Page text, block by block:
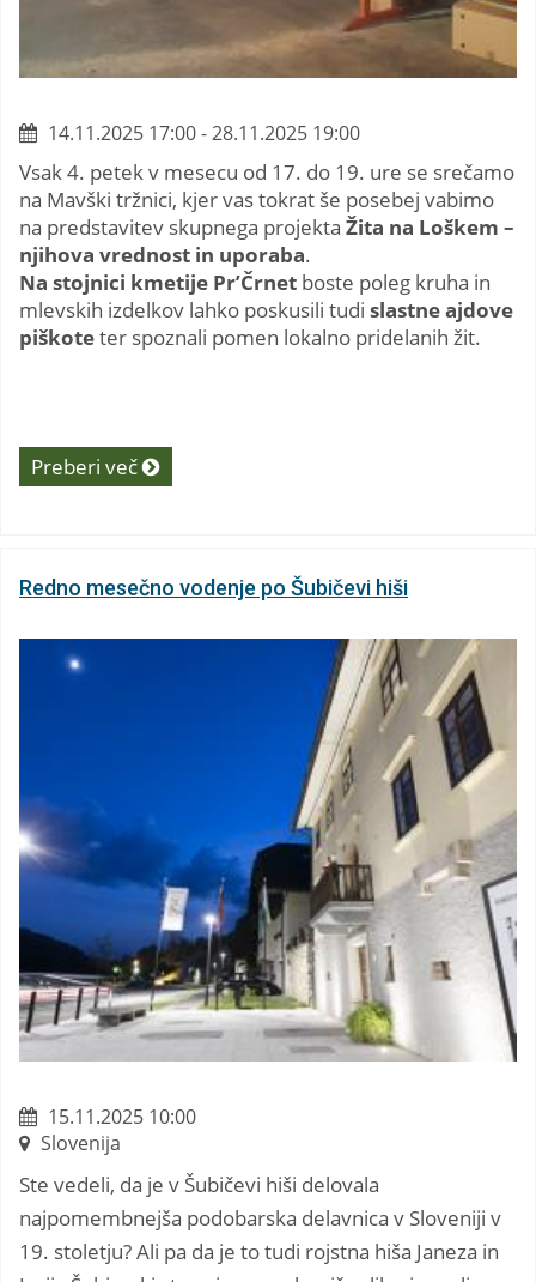
14.11.2025 17:00 - 28.11.2025 19:00
Vsak 4. petek v mesecu od 17. do 19. ure se srečamo
na Mavški tržnici, kjer vas tokrat še posebej vabimo
na predstavitev skupnega projekta Žita na Loškem –
njihova vrednost in uporaba.
Na stojnici kmetije Pr’Črnet boste poleg kruha in
mlevskih izdelkov lahko poskusili tudi slastne ajdove
piškoteter spoznali pomen lokalno pridelanih žit.
Preberi več
Redno mesečno vodenje po Šubičevi hiši
15.11.2025 10:00
Slovenija
Ste vedeli, da je v Šubičevi hiši delovala
najpomembnejša podobarska delavnica v Sloveniji v
19. stoletju? Ali pa da je to tudi rojstna hiša Janeza in